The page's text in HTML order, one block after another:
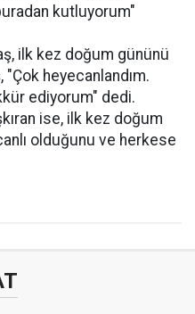
kutluyorum"
ilk kez doğum gününü
"Çok heyecanlandım.
ediyorum" dedi.
ise, ilk kez doğum
olduğunu ve herkese